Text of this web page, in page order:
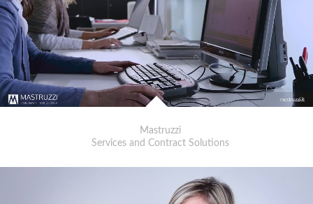
Mastruzzi
Services and Contract Solutions